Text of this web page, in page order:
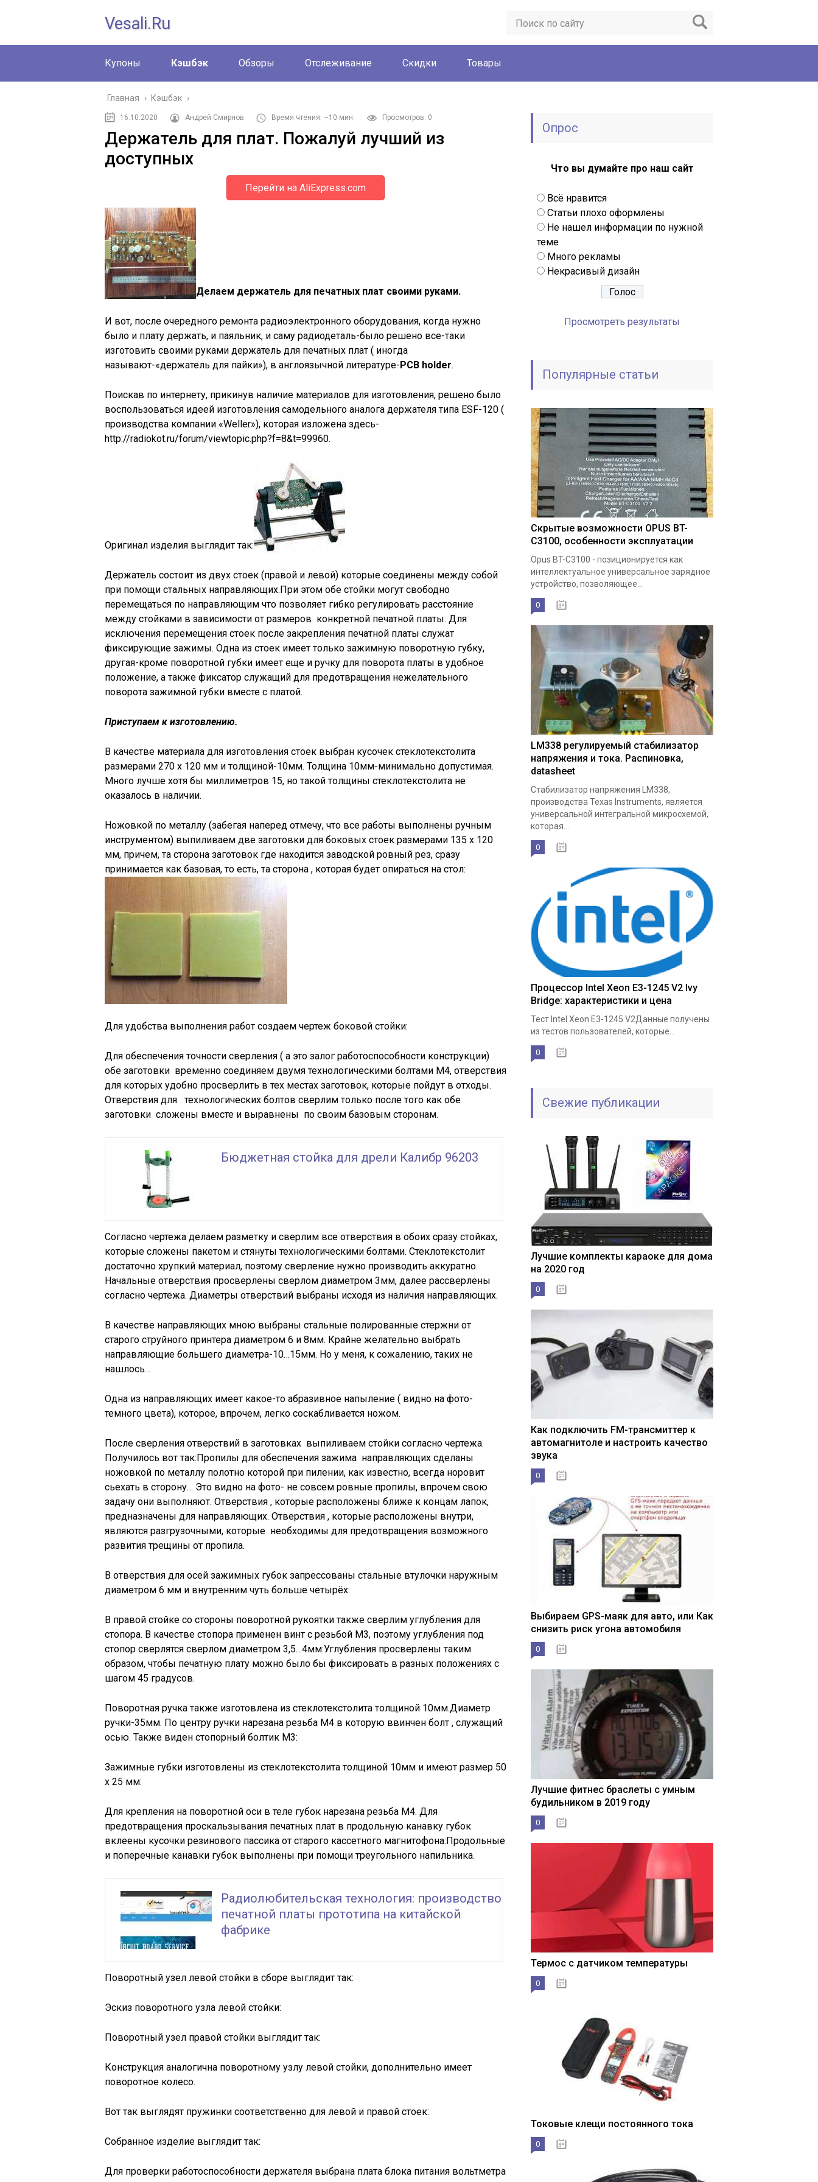
Vesali.ru
Купоны Кэшбэк Обзоры Отслеживание Скидки Товары
Главная › Кэшбэк ›
16.10.2020 Андрей Смирнов Время чтения: ~10 мин. Просмотров: 0
Держатель для плат. Пожалуй лучший из
доступных
Перейти на AliExpress.com
Делаем держатель для печатных плат своими руками.
И вот, после очередного ремонта радиоэлектронного оборудования, когда нужно
было и плату держать, и паяльник, и саму радиодеталь-было решено все-таки
изготовить своими руками держатель для печатных плат ( иногда
называют-«держатель для пайки»), в англоязычной литературе-PCB holder.
Поискав по интернету, прикинув наличие материалов для изготовления, решено было
воспользоваться идеей изготовления самодельного аналога держателя типа ESF-120 (
производства компании «Weller»), которая изложена здесь-
http://radiokot.ru/forum/viewtopic.php?f=8&t=99960.
Оригинал изделия выглядит так:
Держатель состоит из двух стоек (правой и левой) которые соединены между собой
при помощи стальных направляющих.При этом обе стойки могут свободно
перемещаться по направляющим что позволяет гибко регулировать расстояние
между стойками в зависимости от размеров конкретной печатной платы. Для
исключения перемещения стоек после закрепления печатной платы служат
фиксирующие зажимы. Одна из стоек имеет только зажимную поворотную губку,
другая-кроме поворотной губки имеет еще и ручку для поворота платы в удобное
положение, а также фиксатор служащий для предотвращения нежелательного
поворота зажимной губки вместе с платой.
Приступаем к изготовлению.
В качестве материала для изготовления стоек выбран кусочек стеклотекстолита
размерами 270 х 120 мм и толщиной-10мм. Толщина 10мм-минимально допустимая.
Много лучше хотя бы миллиметров 15, но такой толщины стеклотекстолита не
оказалось в наличии.
Ножовкой по металлу (забегая наперед отмечу, что все работы выполнены ручным
инструментом) выпиливаем две заготовки для боковых стоек размерами 135 х 120
мм, причем, та сторона заготовок где находится заводской ровный рез, сразу
принимается как базовая, то есть, та сторона , которая будет опираться на стол:
Для удобства выполнения работ создаем чертеж боковой стойки:
Для обеспечения точности сверления ( а это залог работоспособности конструкции)
обе заготовки временно соединяем двумя технологическими болтами М4, отверствия
для которых удобно просверлить в тех местах заготовок, которые пойдут в отходы.
Отверствия для технологических болтов сверлим только после того как обе
заготовки сложены вместе и выравнены по своим базовым сторонам.
Бюджетная стойка для дрели Калибр 96203
Согласно чертежа делаем разметку и сверлим все отверствия в обоих сразу стойках,
которые сложены пакетом и стянуты технологическими болтами. Стеклотекстолит
достаточно хрупкий материал, поэтому сверление нужно производить аккуратно.
Начальные отверствия просверлены сверлом диаметром 3мм, далее рассверлены
согласно чертежа. Диаметры отверствий выбраны исходя из наличия направляющих.
В качестве направляющих мною выбраны стальные полированные стержни от
старого струйного принтера диаметром 6 и 8мм. Крайне желательно выбрать
направляющие большего диаметра-10…15мм. Но у меня, к сожалению, таких не
нашлось…
Одна из направляющих имеет какое-то абразивное напыление ( видно на фото-
темного цвета), которое, впрочем, легко соскабливается ножом.
После сверления отверствий в заготовках выпиливаем стойки согласно чертежа.
Получилось вот так:Пропилы для обеспечения зажима направляющих сделаны
ножовкой по металлу полотно которой при пилении, как известно, всегда норовит
сьехать в сторону… Это видно на фото- не совсем ровные пропилы, впрочем свою
задачу они выполняют. Отверствия , которые расположены ближе к концам лапок,
предназначены для направляющих. Отверствия , которые расположены внутри,
являются разгрузочными, которые необходимы для предотвращения возможного
развития трещины от пропила.
В отверствия для осей зажимных губок запрессованы стальные втулочки наружным
диаметром 6 мм и внутренним чуть больше четырёх:
В правой стойке со стороны поворотной рукоятки также сверлим углубления для
стопора. В качестве стопора применен винт с резьбой М3, поэтому углубления под
стопор сверлятся сверлом диаметром 3,5…4мм:Углубления просверлены таким
образом, чтобы печатную плату можно было бы фиксировать в разных положениях с
шагом 45 градусов.
Поворотная ручка также изготовлена из стеклотекстолита толщиной 10мм.Диаметр
ручки-35мм. По центру ручки нарезана резьба М4 в которую ввинчен болт , служащий
осью. Также виден стопорный болтик М3:
Зажимные губки изготовлены из стеклотекстолита толщиной 10мм и имеют размер 50
х 25 мм:
Для крепления на поворотной оси в теле губок нарезана резьба М4. Для
предотвращения проскальзывания печатных плат в продольную канавку губок
вклеены кусочки резинового пассика от старого кассетного магнитофона:Продольные
и поперечные канавки губок выполнены при помощи треугольного напильника.
Радиолюбительская технология: производство
печатной платы прототипа на китайской
фабрике
Поворотный узел левой стойки в сборе выглядит так:
Эскиз поворотного узла левой стойки:
Поворотный узел правой стойки выглядит так:
Конструкция аналогична поворотному узлу левой стойки, дополнительно имеет
поворотное колесо.
Вот так выглядят пружинки соответственно для левой и правой стоек:
Собранное изделие выглядит так:
Для проверки работоспособности держателя выбрана плата блока питания вольтметра
Опрос
Что вы думайте про наш сайт
Всё нравится
Статьи плохо оформлены
Не нашел информации по нужной
теме
Много рекламы
Некрасивый дизайн
Просмотреть результаты
Популярные статьи
Скрытые возможности OPUS BT-
C3100, особенности эксплуатации
Opus BT-C3100 - позиционируется как
интеллектуальное универсальное зарядное
устройство, позволяющее...
0
LM338 регулируемый стабилизатор
напряжения и тока. Распиновка,
datasheet
Стабилизатор напряжения LM338,
производства Texas Instruments, является
универсальной интегральной микросхемой,
которая...
0
Процессор Intel Xeon E3-1245 V2 Ivy
Bridge: характеристики и цена
Тест Intel Xeon E3-1245 V2Данные получены
из тестов пользователей, которые...
0
Свежие публикации
Лучшие комплекты караоке для дома
на 2020 год
0
Как подключить FM-трансмиттер к
автомагнитоле и настроить качество
звука
0
Выбираем GPS-маяк для авто, или Как
снизить риск угона автомобиля
0
Лучшие фитнес браслеты с умным
будильником в 2019 году
0
Термос с датчиком температуры
0
Токовые клещи постоянного тока
0